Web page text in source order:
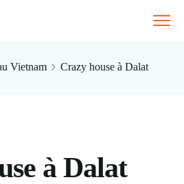
Vietnam Crazy house à Dalat
à Dalat